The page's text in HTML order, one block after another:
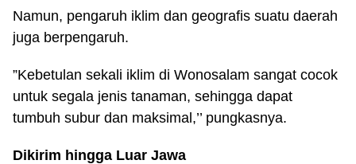
Namun, pengaruh iklim dan geografis suatu daerah
juga berpengaruh.
”Kebetulan sekali iklim di Wonosalam sangat cocok
untuk segala jenis tanaman, sehingga dapat
tumbuh subur dan maksimal,’’ pungkasnya.
Dikirim hingga Luar Jawa